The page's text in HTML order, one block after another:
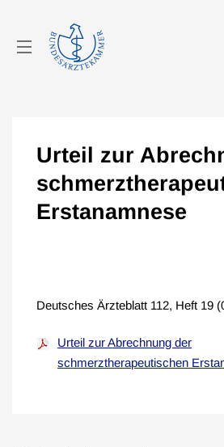
Urteil zur
Erstanamnese
Deutsches Ärzteblatt 112, Heft 19
Urteil zur Abrechnung der
schmerztherapeutischen